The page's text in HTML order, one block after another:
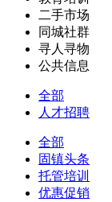
二手市场
同城社群
寻人寻物
公共信息
全部
人才招聘
全部
固镇头条
托管培训
优惠促销